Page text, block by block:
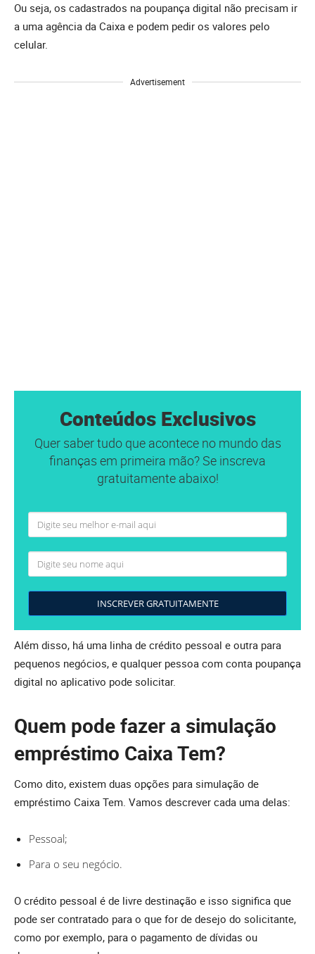
Ou seja, os cadastrados na poupança digital não precisam ir
a uma agência da Caixa e podem pedir os valores pelo
celular.
Advertisement
Conteúdos Exclusivos
Quer saber tudo que acontece no mundo das
finanças em primeira mão? Se inscreva
gratuitamente abaixo!
INSCREVER GRATUITAMENTE
Além disso, há uma linha de crédito pessoal e outra para
pequenos negócios, e qualquer pessoa com conta poupança
digital no aplicativo pode solicitar.
Quem pode fazer a simulação
empréstimo Caixa Tem?
Como dito, existem duas opções para simulação de
empréstimo Caixa Tem. Vamos descrever cada uma delas:
Pessoal;
Para o seu negócio.
O crédito pessoal é de livre destinação e isso significa que
pode ser contratado para o que for de desejo do solicitante,
como por exemplo, para o pagamento de dívidas ou